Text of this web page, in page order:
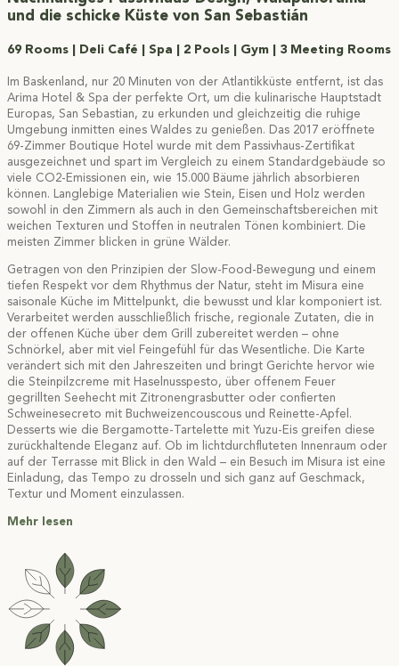
und die schicke Küste von San Sebastián
69 Rooms | Deli Café | Spa | 2 Pools | Gym 3 Meeting Rooms
Im Baskenland, nur 20 Minuten von der Atlantikküste entfernt, ist das
Arima Hotel & Spa der perfekte Ort, um die kulinarische Hauptstadt
Europas, San Sebastian, zu erkunden und gleichzeitig die ruhige
Umgebung inmitten eines Waldes zu genießen. Das 2017 eröffnete
69-Zimmer Boutique Hotel wurde mit dem Passivhaus-Zertifikat
ausgezeichnet und spart im Vergleich zu einem Standardgebäude so
viele CO2-Emissionen ein, wie 15.000 Bäume jährlich absorbieren
können. Langlebige Materialien wie Stein, Eisen und Holz werden
sowohl in den Zimmern als auch in den Gemeinschaftsbereichen mit
weichen Texturen und Stoffen in neutralen Tönen kombiniert. Die
meisten Zimmer blicken in grüne Wälder.
Getragen von den Prinzipien der Slow-Food-Bewegung und einem
tiefen Respekt vor dem Rhythmus der Natur, steht im Misura eine
saisonale Küche im Mittelpunkt, die bewusst und klar komponiert ist.
Verarbeitet werden ausschließlich frische, regionale Zutaten, die in
der offenen Küche über dem Grill zubereitet werden – ohne
Schnörkel, aber mit viel Feingefühl für das Wesentliche. Die Karte
verändert sich mit den Jahreszeiten und bringt Gerichte hervor wie
die Steinpilzcreme mit Haselnusspesto, über offenem Feuer
gegrillten Seehecht mit Zitronengrasbutter oder confierten
Schweinesecreto mit Buchweizencouscous und Reinette-Apfel.
Desserts wie die Bergamotte-Tartelette mit Yuzu-Eis greifen diese
zurückhaltende Eleganz auf. Ob im lichtdurchfluteten Innenraum oder
auf der Terrasse mit Blick in den Wald – ein Besuch im Misura ist eine
Einladung, das Tempo zu drosseln und sich ganz auf Geschmack,
Textur und Moment einzulassen.
Mehr lesen